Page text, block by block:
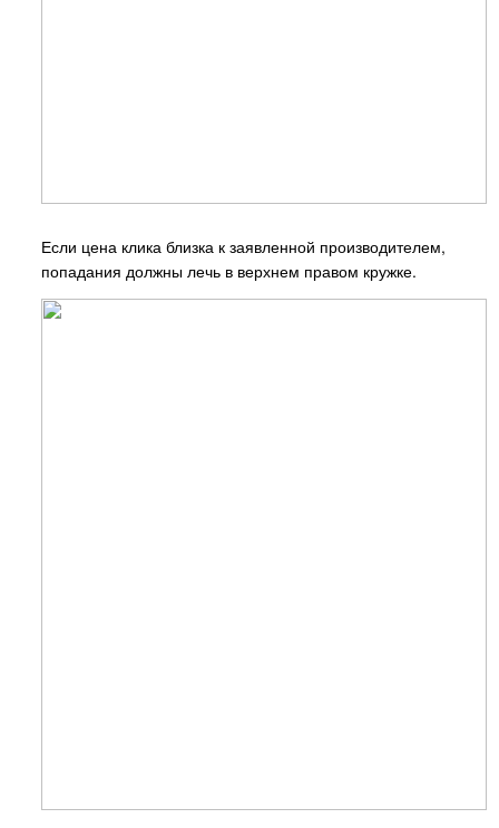
Если цена клика близка к заявленной производителем,
попадания должны лечь в верхнем правом кружке.